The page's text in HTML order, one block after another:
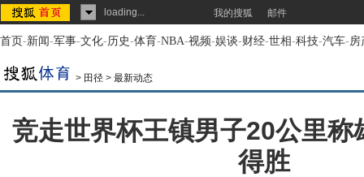
loading... 我的搜狐 邮件
首页-新闻-军事-文化-历史-体育-NBA-视频-娱谈-财经-世相-科技-汽车-房
> 田径 > 最新动态
竞走世界杯王镇男子20公里称
得胜